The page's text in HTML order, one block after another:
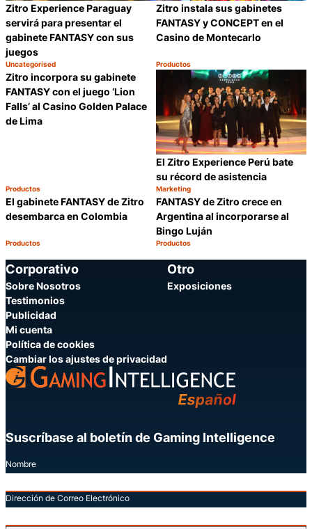
Zitro Experience Paraguay
servirá para presentar el
gabinete FANTASY con sus
juegos
Categoría:
Uncategorised
Compartir
Zitro instala sus gabinetes
FANTASY y CONCEPT en el
Casino de Montecarlo
Categoría:
Productos
Zitro incorpora su gabinete
FANTASY con el juego ‘Lion
Falls’ al Casino Golden Palace
de Lima
Categoría:
Productos
Compartir
El Zitro Experience Perú bate
su récord de asistencia
Categoría:
Marketing
El gabinete FANTASY de Zitro
desembarca en Colombia
Categoría:
Productos
FANTASY de Zitro crece en
Argentina al incorporarse al
Bingo Luján
Categoría:
Productos
Corporativo
Sobre Nosotros
Testimonios
Publicidad
Mi cuenta
Política de cookies
Cambiar los ajustes de privacidad
Otro
Exposiciones
Suscríbase al boletín de Gaming Intelligence
Nombre
Dirección de Correo Electrónico